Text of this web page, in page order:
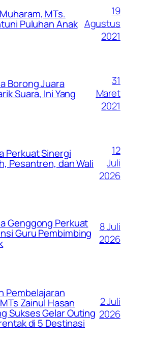
MTs.
Puluhan Anak
19
Agustus
2021
Borong Juara
Suara, Ini Yang
31
Maret
2021
Perkuat Sinergi
Pesantren, dan Wali
12
Juli
2026
Genggong Perkuat
Guru Pembimbing
8 Juli
2026
Pembelajaran
Zainul Hasan
Sukses Gelar Outing
di 5 Destinasi
2 Juli
2026